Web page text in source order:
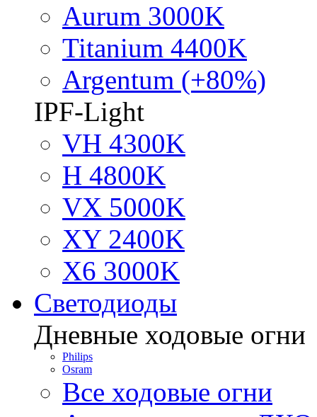
Aurum 3000K
Titanium 4400K
Argentum (+80%)
IPF-Light
VH 4300K
H 4800K
VX 5000K
XY 2400K
X6 3000K
Светодиоды
Дневные ходовые огни
Philips
Osram
Все ходовые огни